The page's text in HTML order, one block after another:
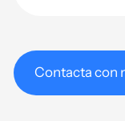
Contacta con